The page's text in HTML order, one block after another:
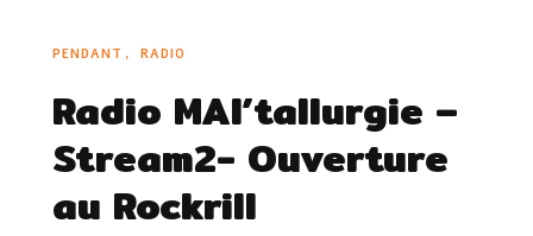
PENDANT RADIO
Radio MAI’tallurgie –
Stream2- Ouverture
au Rockrill